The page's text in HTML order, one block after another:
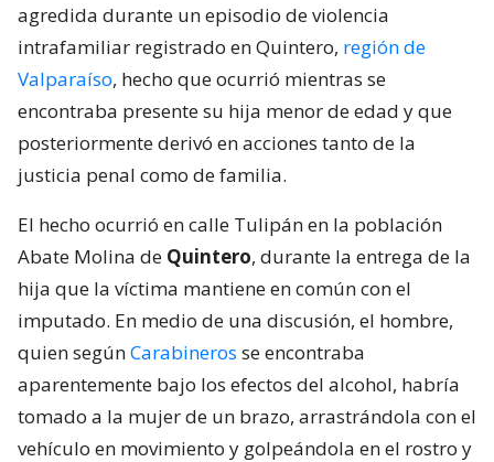
agredida durante un episodio de violencia
intrafamiliar registrado en Quintero, región de
Valparaíso, hecho que ocurrió mientras se
encontraba presente su hija menor de edad y que
posteriormente derivó en acciones tanto de la
justicia penal como de familia.
El hecho ocurrió en calle Tulipán en la población
Abate Molina de Quintero, durante la entrega de la
hija que la víctima mantiene en común con el
imputado. En medio de una discusión, el hombre,
quien segúnCarabineros se encontraba
aparentemente bajo los efectos del alcohol, habría
tomado a la mujer de un brazo, arrastrándola con el
vehículo en movimiento y golpeándola en el rostro y